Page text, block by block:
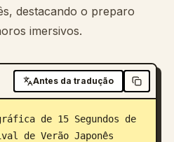
destacando o preparo
imersivos.
Antes da tradução
de 15 Segundos de
de Verão Japonês